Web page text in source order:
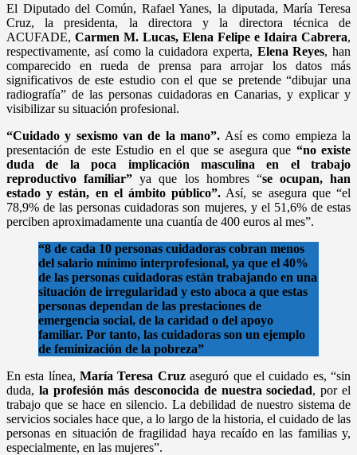
El Diputado del Común, Rafael Yanes, la diputada, María Teresa
Cruz, la presidenta, la directora y la directora técnica de
ACUFADE, Carmen M. Lucas, Elena Felipe e Idaira Cabrera,
respectivamente, así como la cuidadora experta, Elena Reyes, han
comparecido en rueda de prensa para arrojar los datos más
significativos de este estudio con el que se pretende “dibujar una
radiografía” de las personas cuidadoras en Canarias, y explicar y
visibilizar su situación profesional.
“Cuidado y sexismo van de la mano”. Así es como empieza la
presentación de este Estudio en el que se asegura que “no existe
duda de la poca implicación masculina en el trabajo
reproductivo familiar” ya que los hombres “se ocupan, han
estado y están, en el ámbito público”. Así, se asegura que “el
78,9% de las personas cuidadoras son mujeres, y el 51,6% de estas
perciben aproximadamente una cuantía de 400 euros al mes”.
“8 de cada 10 personas cuidadoras cobran menos
del salario mínimo interprofesional, ya que el 40%
de las personas cuidadoras están trabajando en una
situación de irregularidad y esto aboca a que estas
personas dependan de las prestaciones de
emergencia social, de la caridad o del apoyo
familiar. Por tanto, las cuidadoras son un ejemplo
de feminización de la pobreza”
En esta línea,María Teresa Cruzaseguró que el cuidado es, “sin
duda, la profesión más desconocida de nuestra sociedad, por el
trabajo que se hace en silencio. La debilidad de nuestro sistema de
servicios sociales hace que, a lo largo de la historia, el cuidado de las
personas en situación de fragilidad haya recaído en las familias y,
especialmente, en las mujeres”.